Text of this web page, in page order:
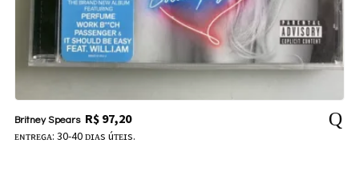
Britney Spears R$97,20
ᴇɴᴛʀᴇɢᴀ: 30-40 ᴅɪᴀs úᴛᴇɪs.